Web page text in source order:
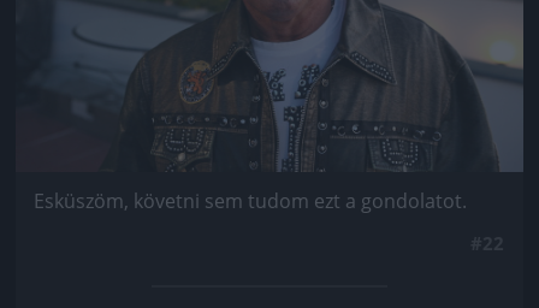
Esküszöm, követni sem tudom ezt a gondolatot.